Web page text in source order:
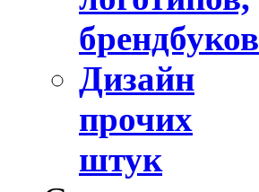
брендбуков
Дизайн
прочих
штук